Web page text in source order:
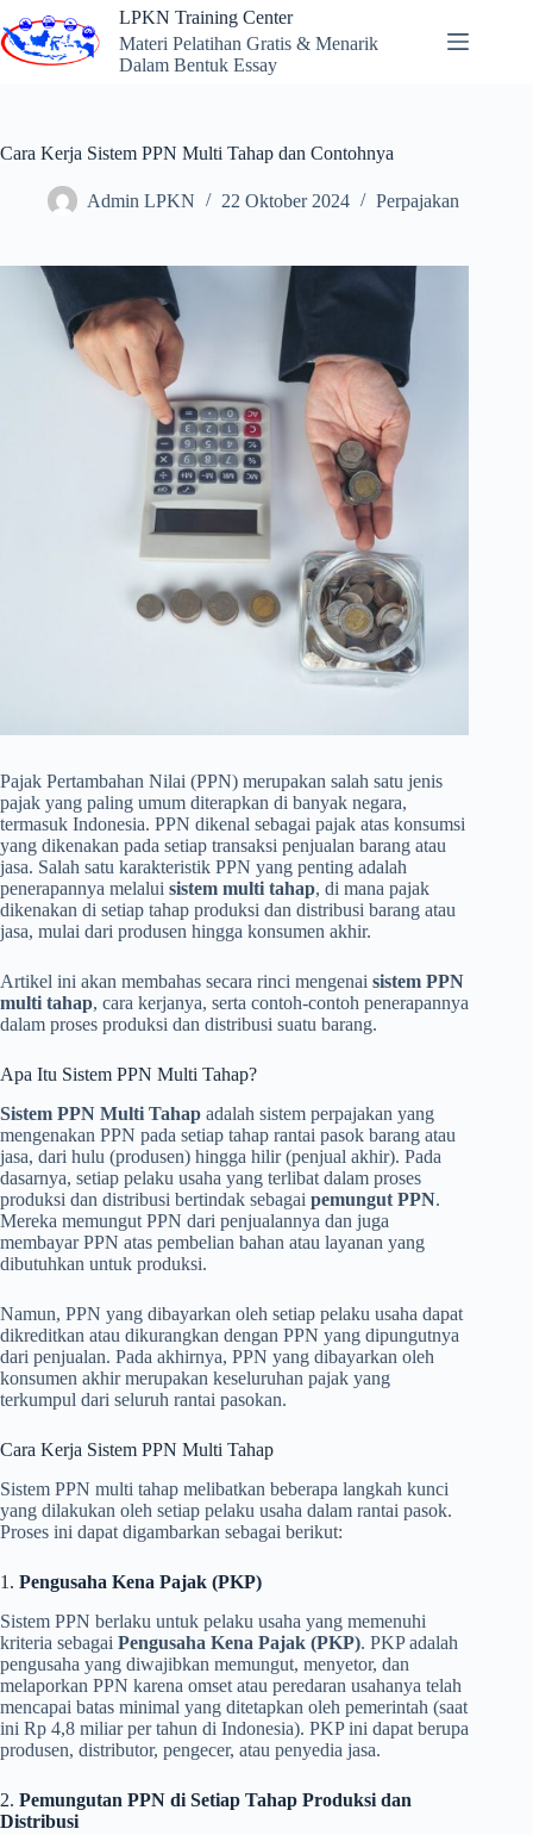
to
content
LPKN Training Center
Materi Pelatihan Gratis & Menarik
Dalam Bentuk Essay
Cara Kerja Sistem PPN Multi Tahap dan Contohnya
Admin LPKN 22 Oktober 2024 Perpajakan
Pajak Pertambahan Nilai (PPN) merupakan salah satu jenis
pajak yang paling umum diterapkan di banyak negara,
termasuk Indonesia. PPN dikenal sebagai pajak atas konsumsi
yang dikenakan pada setiap transaksi penjualan barang atau
jasa. Salah satu karakteristik PPN yang penting adalah
penerapannya melalui sistem multi tahap, di mana pajak
dikenakan di setiap tahap produksi dan distribusi barang atau
jasa, mulai dari produsen hingga konsumen akhir.
Artikel ini akan membahas secara rinci mengenai sistem PPN
multi tahap, cara kerjanya, serta contoh-contoh penerapannya
dalam proses produksi dan distribusi suatu barang.
Apa Itu Sistem PPN Multi Tahap?
Sistem PPN Multi Tahap adalah sistem perpajakan yang
mengenakan PPN pada setiap tahap rantai pasok barang atau
jasa, dari hulu (produsen) hingga hilir (penjual akhir). Pada
dasarnya, setiap pelaku usaha yang terlibat dalam proses
produksi dan distribusi bertindak sebagai pemungut PPN.
Mereka memungut PPN dari penjualannya dan juga
membayar PPN atas pembelian bahan atau layanan yang
dibutuhkan untuk produksi.
Namun, PPN yang dibayarkan oleh setiap pelaku usaha dapat
dikreditkan atau dikurangkan dengan PPN yang dipungutnya
dari penjualan. Pada akhirnya, PPN yang dibayarkan oleh
konsumen akhir merupakan keseluruhan pajak yang
terkumpul dari seluruh rantai pasokan.
Cara Kerja Sistem PPN Multi Tahap
Sistem PPN multi tahap melibatkan beberapa langkah kunci
yang dilakukan oleh setiap pelaku usaha dalam rantai pasok.
Proses ini dapat digambarkan sebagai berikut:
1. Pengusaha Kena Pajak (PKP)
Sistem PPN berlaku untuk pelaku usaha yang memenuhi
kriteria sebagai Pengusaha Kena Pajak (PKP). PKP adalah
pengusaha yang diwajibkan memungut, menyetor, dan
melaporkan PPN karena omset atau peredaran usahanya telah
mencapai batas minimal yang ditetapkan oleh pemerintah (saat
ini Rp 4,8 miliar per tahun di Indonesia). PKP ini dapat berupa
produsen, distributor, pengecer, atau penyedia jasa.
2. Pemungutan PPN di Setiap Tahap Produksi dan
Distribusi